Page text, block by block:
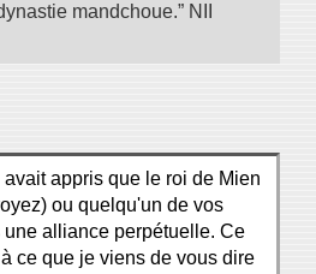
mandchoue.” NII
appris que le roi de Mien
ou quelqu'un de vos
une alliance perpétuelle. Ce
ce que je viens de vous dire